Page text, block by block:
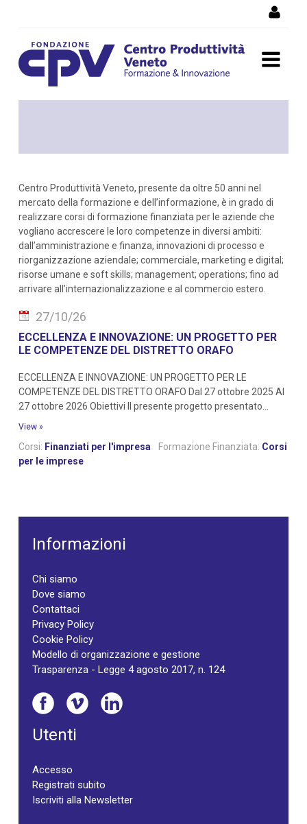
Centro Produttività Veneto, presente da oltre 50 anni nel
mercato della formazione e dell’informazione, è in grado di
realizzare corsi di formazione finanziata per le aziende che
vogliano accrescere le loro competenze in diversi ambiti:
dall’amministrazione e finanza, innovazioni di processo e
riorganizzazione aziendale; commerciale, marketing e digital;
risorse umane e soft skills; management; operations; fino ad
arrivare all’internazionalizzazione e al commercio estero.
ECCELLENZA E INNOVAZIONE: UN PROGETTO PER
LE COMPETENZE DEL DISTRETTO ORAFO
ECCELLENZA E INNOVAZIONE: UN PROGETTO PER LE
COMPETENZE DEL DISTRETTO ORAFO Dal 27 ottobre 2025 Al
27 ottobre 2026 Obiettivi Il presente progetto presentato...
View »
Corsi: Finanziati per l'impresa Formazione Finanziata: Corsi
per le imprese
27/10/26
Informazioni
Chi siamo
Dove siamo
Contattaci
Privacy Policy
Cookie Policy
Modello di organizzazione e gestione
Trasparenza - Legge 4 agosto 2017, n. 124
Utenti
Accesso
Registrati subito
Iscriviti alla Newsletter